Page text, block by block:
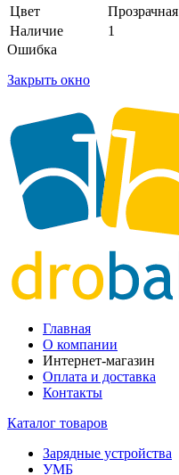
Цвет
Прозрачная
Наличие
1
Ошибка
Закрыть окно
Главная
О компании
Интернет-магазин
Оплата и доставка
Контакты
Каталог товаров
Зарядные устройства
УМБ